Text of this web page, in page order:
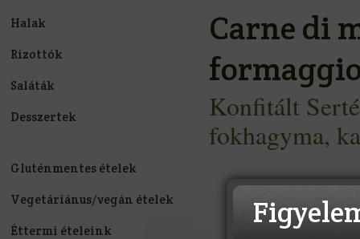
Halak
Rizottók
Saláták
Desszertek
Gluténmentes ételek
Vegetáriánus/vegán ételek
Éttermi ételeink
Carne di
Konfitált
fokhagyma,